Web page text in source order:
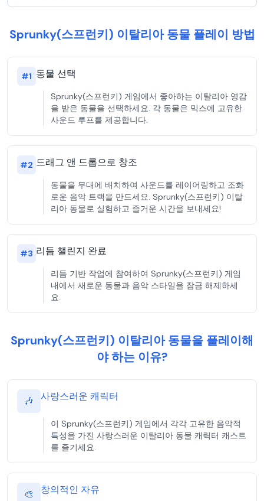
Sprunky(스프런키) 이탈리아 동물 플레이 방법
#1 동물 선택
Sprunky(스프런키) 게임에서 좋아하는 이탈리아 영감
을 받은 동물을 선택하세요. 각 동물은 믹스에 고유한
사운드 루프를 제공합니다.
#2 드래그 앤 드롭으로 창조
동물을 무대에 배치하여 사운드를 레이어링하고 조화
로운 음악 트랙을 만드세요. Sprunky(스프런키) 이탈
리아 동물로 실험하고 즐거운 시간을 보내세요!
#3 리듬 챌린지 완료
리듬 기반 작업에 참여하여 Sprunky(스프런키) 게임
내에서 새로운 동물과 음악 스타일을 잠금 해제하세
요.
Sprunky(스프런키) 이탈리아 동물을 플레이해
야 하는 이유?
🎶 사랑스러운 캐릭터
이 Sprunky(스프런키) 게임에서 각각 고유한 음악적
특성을 가진 사랑스러운 이탈리아 동물 캐릭터 캐스트
를 즐기세요.
🎨 창의적인 자유